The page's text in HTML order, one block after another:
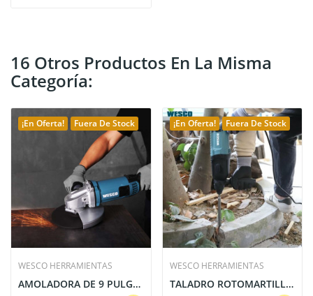
16 Otros Productos En La Misma
Categoría:
¡En Oferta! Fuera De Stock
WESCO HERRAMIENTAS
AMOLADORA DE 9 PULGADAS 2350 WATTS 6500 RPM WESCO
¡En Oferta! Fuera De Stock
WESCO HERRAMIENTAS
TALADRO ROTOMARTILLO-SDS 3.0KG 30MM 800W 2.8J...